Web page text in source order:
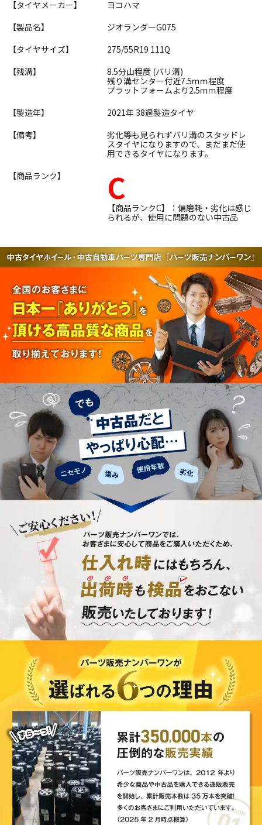
【タイヤメーカー】
ヨコハマ
【製品名】
ジオランダーG075
【タイヤサイズ】
275/55R19 111Q
【残溝】
8.5分山程度 (バリ溝)
残り溝センター付近7.5ｍｍ程度
プラットフォームより2.5ｍｍ程度
【製造年】
2021年 38週製造タイヤ
【備考】
劣化等も見られずバリ溝のスタッドレ
スタイヤになりますので、まだまだ使
用できるタイヤになります。
【商品ランク】
C
【商品ランクC】：偏磨耗・劣化は感じ
られるが、使用に問題のない中古品